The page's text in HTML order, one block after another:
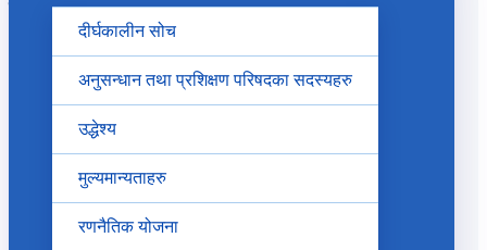
दीर्घकालीन सोच
अनुसन्धान तथा प्रशिक्षण परिषदका सदस्यहरु
उद्धेश्य
मुल्यमान्यताहरु
रणनैतिक योजना
सेवा प्रवाह" सम्‍वन्‍धी ३५ कार्यदिन सेवाकालिन प्रशिक्षण सम्‍पन्‍न